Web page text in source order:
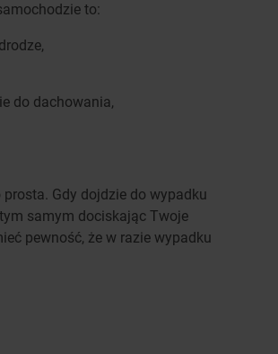
to:
do dachowania,
Gdy dojdzie do wypadku
samym dociskając Twoje
pewność, że w razie wypadku